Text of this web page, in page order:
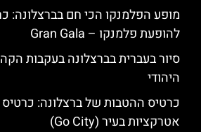
מופע הפלמנקו הכי חם בברצלונה:
להופעת פלמנקו – Gran Gala
סיור בעברית בברצלונה בעקבות
היהודי
כרטיס ההטבות של ברצלונה: כרטיס
אטרקציות בעיר (Go City)